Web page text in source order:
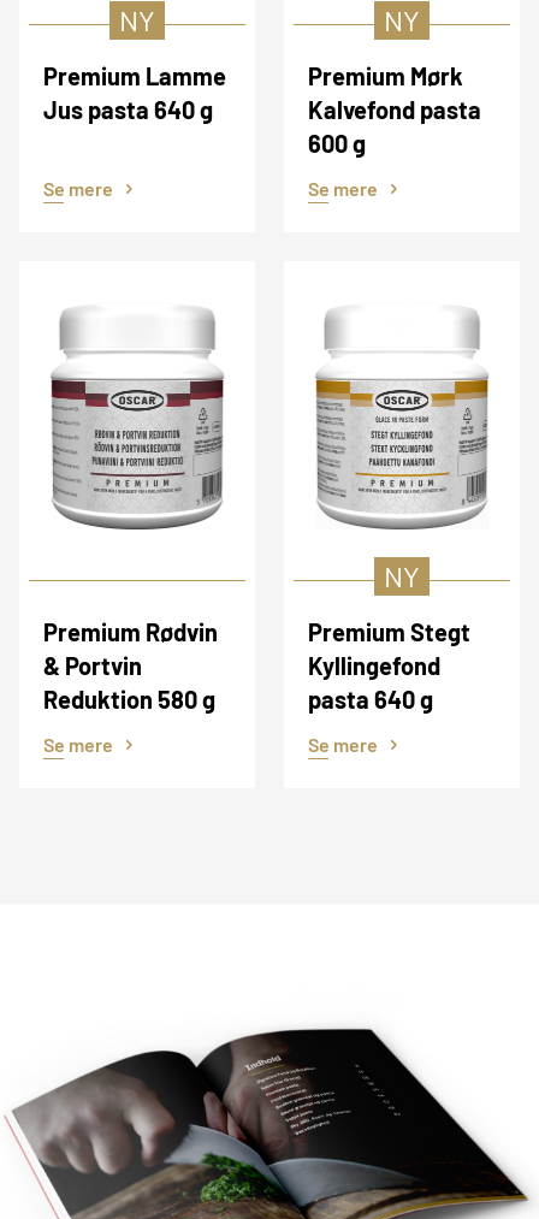
NY
Premium Lamme
Jus pasta 640 g
Se mere
NY
Premium Mørk
Kalvefond pasta
600 g
Se mere
Premium Rødvin
& Portvin
Reduktion 580 g
Se mere
NY
Premium Stegt
Kyllingefond
pasta 640 g
Se mere